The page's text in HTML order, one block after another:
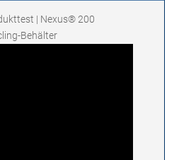
| Nexus® 200
Behälter